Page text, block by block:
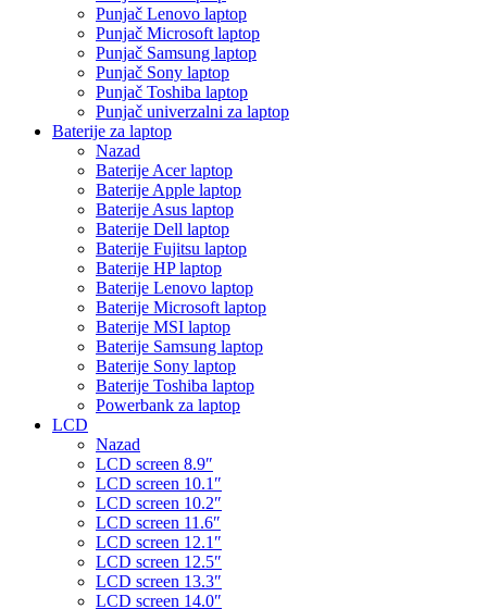
Punjač Lenovo laptop
Punjač Microsoft laptop
Punjač Samsung laptop
Punjač Sony laptop
Punjač Toshiba laptop
Punjač univerzalni za laptop
Baterije za laptop
Nazad
Baterije Acer laptop
Baterije Apple laptop
Baterije Asus laptop
Baterije Dell laptop
Baterije Fujitsu laptop
Baterije HP laptop
Baterije Lenovo laptop
Baterije Microsoft laptop
Baterije MSI laptop
Baterije Samsung laptop
Baterije Sony laptop
Baterije Toshiba laptop
Powerbank za laptop
LCD
Nazad
LCD screen 8.9″
LCD screen 10.1″
LCD screen 10.2″
LCD screen 11.6″
LCD screen 12.1″
LCD screen 12.5″
LCD screen 13.3″
LCD screen 14.0″